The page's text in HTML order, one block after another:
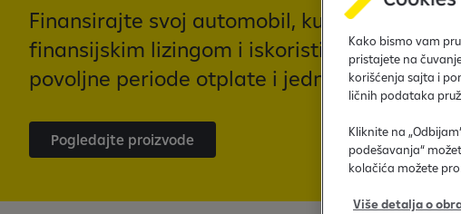
Finansirajte svoj automobil, kuću ili stan
finansijskim lizingom i iskoristite
povoljne periode otplate i jednostavan
Pogledajte proizvode
Kako bismo vam
pristajete na
korišćenja sajta i
ličnih podataka
Kliknite na
podešavanja“
kolačića možete
Više detalja o